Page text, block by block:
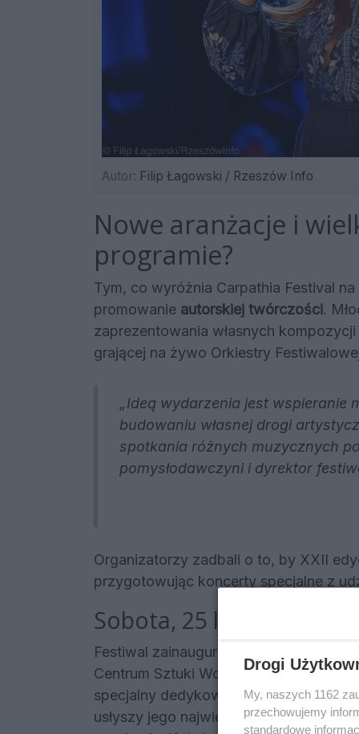
Autor: Filip Łagowski / Rzeszów Info
Nowe aranżacje i
programie?
Tym, co wyróżnia Carpathia Festival
promowanie autorskiej twórczości.
zaprezentowania własnych
grającej na żywo Orkiestry
„Ideą wydarzenia jest wspieranie
budowaniu własnej drogi
spotkania różnych muzycznych
pomysłodawczyni i dyrektor
Organizatorzy zadbali o to, by XXII
przygotowując koncerty specjalne z
Sobota, 25 lipca (godz.
Festiwal zainauguruje uroczyste
Centrum Sztuki Wokalnej w
specjalny dedykowany Gościowi
usłyszy jego największe przeboje w
Drogi
My, naszych 1162
przechowujemy
standardowe